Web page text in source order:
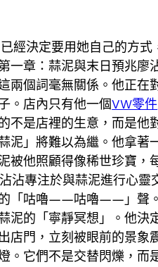
經決定要用她自己的方
一章：蒜泥與末日預兆
兩個詞毫無關係。他正
。店內只有他一個VW零件
不是店裡的生意，而是
泥」將難以為繼。他拿
被他照顧得像稀世珍寶
沾專注於與蒜泥進行心
「咕嚕——咕嚕——」聲
泥的「寧靜冥想」。他
店門，立刻被眼前的景象
。它們不是交替閃爍，